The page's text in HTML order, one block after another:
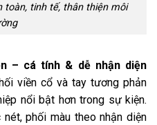
tinh tế, thân thiện môi
– cá tính & dễ nhận diện
viền cổ và tay tương phản
nổi bật hơn trong sự kiện.
phối màu theo nhận diện